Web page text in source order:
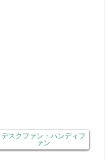
デスクファン・ハンディフ
ァン